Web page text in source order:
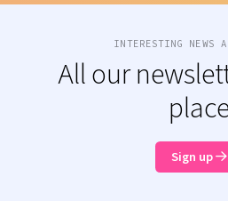
INTERESTING NEWS
All our
Sign up